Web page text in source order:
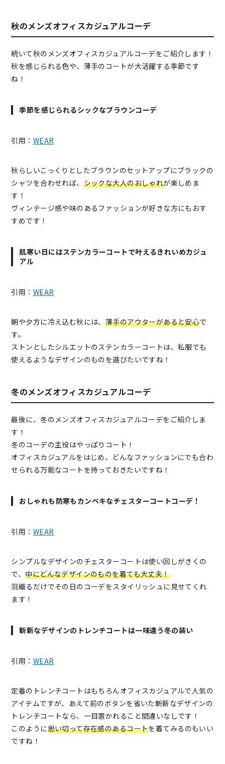
秋のメンズオフィスカジュアルコーデ
続いて秋のメンズオフィスカジュアルコーデをご紹介します！
秋を感じられる色や、薄手のコートが大活躍する季節です
ね！
季節を感じられるシックなブラウンコーデ
引用： WEAR
秋らしいこっくりとしたブラウンのセットアップにブラックの
シャツを合わせれば、 シックな大人のおしゃれが楽しめま
す！
ヴィンテージ感や味のあるファッションが好きな方にもおす
すめです！
肌寒い日にはステンカラーコートで叶えるきれいめカジュ
アル
引用： WEAR
朝や夕方に冷え込む秋には、 薄手のアウターがあると安心で
す。
ストンとしたシルエットのステンカラーコートは、私服でも
使えるようなデザインのものを選びたいですね！
冬のメンズオフィスカジュアルコーデ
最後に、冬のメンズオフィスカジュアルコーデをご紹介しま
す！
冬のコーデの主役はやっぱりコート！
オフィスカジュアルをはじめ、どんなファッションにでも合わ
せられる万能なコートを持っておきたいですね！
おしゃれも防寒もカンペキなチェスターコートコーデ！
引用： WEAR
シンプルなデザインのチェスターコートは使い回しがきくの
で、中にどんなデザインのものを着ても大丈夫！
羽織るだけでその日のコーデをスタイリッシュに見せてくれ
ます！
斬新なデザインのトレンチコートは一味違う冬の装い
引用： WEAR
定番のトレンチコートはもちろんオフィスカジュアルで人気の
アイテムですが、あえて前のボタンを省いた斬新なデザインの
トレンチコートなら、一目置かれること間違いなしです！
このように思い切って存在感のあるコートを着てみるのもいい
ですね！